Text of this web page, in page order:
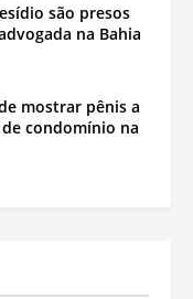
são presos
na Bahia
mostrar pênis a
condomínio na